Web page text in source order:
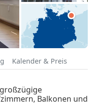
Kalender & Preis
Balkonen und